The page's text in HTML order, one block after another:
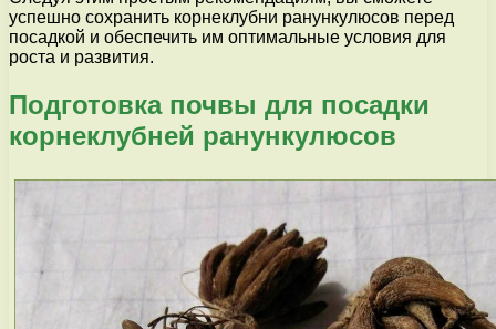
успешно сохранить корнеклубни ранункулюсов перед
посадкой и обеспечить им оптимальные условия для
роста и развития.
Подготовка почвы для посадки
корнеклубней ранункулюсов